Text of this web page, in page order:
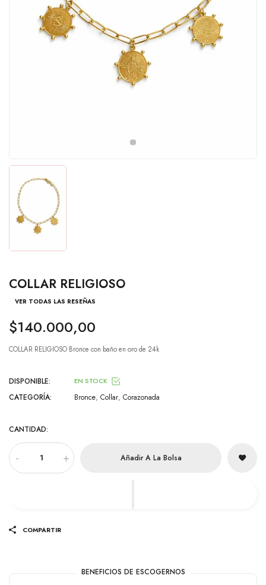
COLLAR RELIGIOSO
VER TODAS LAS RESEÑAS
$140.000,00
COLLAR RELIGIOSO Bronce con baño en oro de 24k
DISPONIBLE: EN STOCK
CATEGORÍA: Bronce, Collar, Corazonada
CANTIDAD:
- + Añadir A La Bolsa
COMPARTIR
BENEFICIOS DE ESCOGERNOS